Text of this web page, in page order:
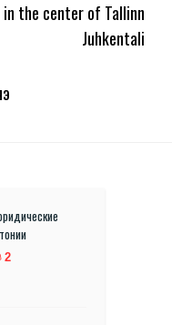
the center of Tallinn
Juhkentali
2